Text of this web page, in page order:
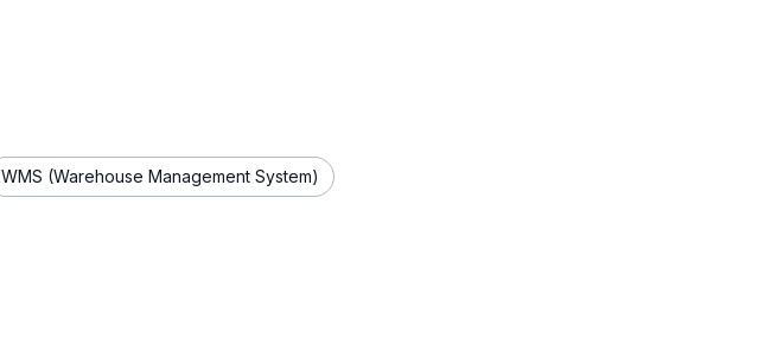
WMS (Warehouse Management System)